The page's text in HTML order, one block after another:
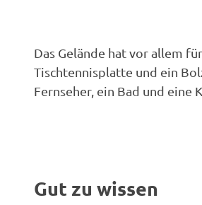
Das Gelände hat vor allem
Tischtennisplatte und ein
Fernseher, ein Bad und eine
Gut zu wissen